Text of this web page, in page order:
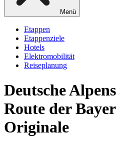
Menü
Etappen
Etappenziele
Hotels
Elektromobilität
Reiseplanung
Deutsche
Route der
Originale